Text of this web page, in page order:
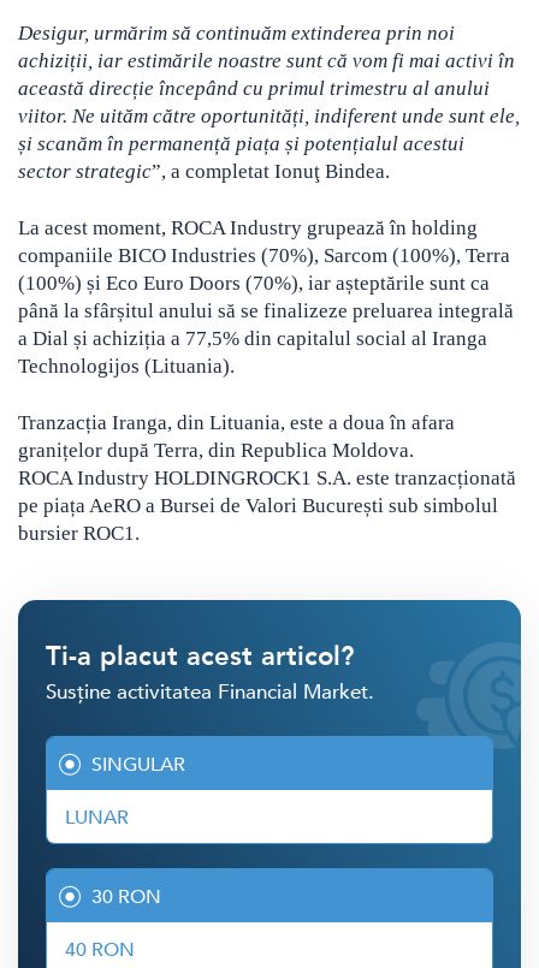
Desigur, urmărim să continuăm extinderea prin noi
achiziții, iar estimările noastre sunt că vom fi mai activi în
această direcție începând cu primul trimestru al anului
viitor. Ne uităm către oportunități, indiferent unde sunt ele,
și scanăm în permanență piața și potențialul acestui
sector strategic”, a completat Ionuţ Bindea.
La acest moment, ROCA Industry grupează în holding
companiile BICO Industries (70%), Sarcom (100%), Terra
(100%) și Eco Euro Doors (70%), iar așteptările sunt ca
până la sfârșitul anului să se finalizeze preluarea integrală
a Dial și achiziția a 77,5% din capitalul social al Iranga
Technologijos (Lituania).
Tranzacția Iranga, din Lituania, este a doua în afara
granițelor după Terra, din Republica Moldova.
ROCA Industry HOLDINGROCK1 S.A. este tranzacționată
pe piața AeRO a Bursei de Valori București sub simbolul
bursier ROC1.
Ti-a placut acest articol?
Susține activitatea Financial Market.
SINGULAR
LUNAR
30 RON
40 RON